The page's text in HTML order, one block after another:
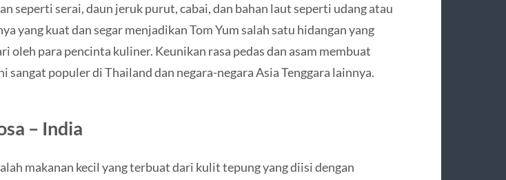
seperti serai, daun jeruk purut, cabai, dan bahan laut seperti udang atau
yang kuat dan segar menjadikan Tom Yum salah satu hidangan yang
oleh para pencinta kuliner. Keunikan rasa pedas dan asam membuat
sangat populer di Thailand dan negara-negara Asia Tenggara lainnya.
– India
makanan kecil yang terbuat dari kulit tepung yang diisi dengan